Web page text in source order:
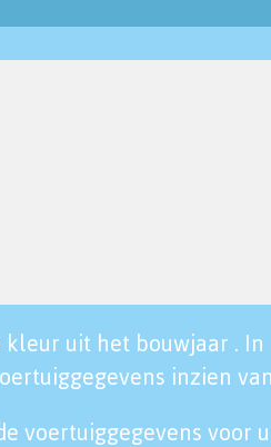
kleur uit het bouwjaar .
inzien
voertuiggegevens voor